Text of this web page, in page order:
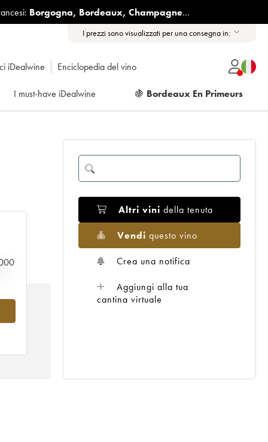
Borgogna, Bordeaux, Champagne...
I prezzi sono visualizzati per una consegna in:
iDealwine Enciclopedia del vino
I must-have iDealwine 🍇 Bordeaux En Primeurs
Altri vini della tenuta
Vendi questo vino
Crea una notifica
Aggiungi alla tua
cantina virtuale